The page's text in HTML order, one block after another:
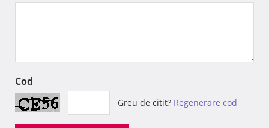
Cod
Greu de citit? Regenerare cod